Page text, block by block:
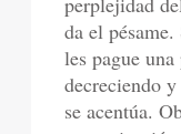
da el
les pague
decreciendo
se acentúa.